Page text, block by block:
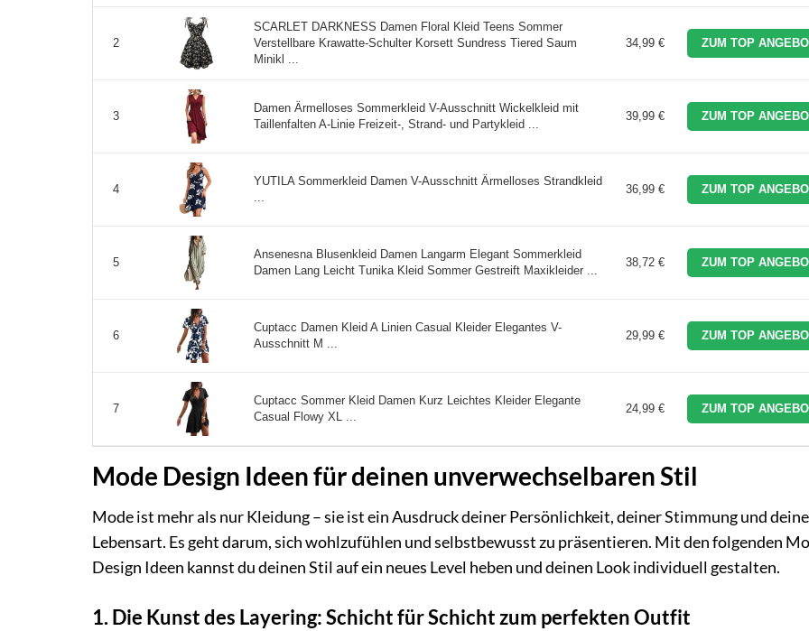
2
SCARLET DARKNESS Damen Floral Kleid Teens Sommer
Verstellbare Krawatte-Schulter Korsett Sundress Tiered Saum
Minikl ...
34,99 € ZUM TOP
3
Damen Ärmelloses Sommerkleid V-Ausschnitt Wickelkleid mit
Taillenfalten A-Linie Freizeit-, Strand- und Partykleid ...
39,99 € ZUM TOP
4
YUTILA Sommerkleid Damen V-Ausschnitt Ärmelloses Strandkleid
...
36,99 € ZUM TOP
5
Ansenesna Blusenkleid Damen Langarm Elegant Sommerkleid
Damen Lang Leicht Tunika Kleid Sommer Gestreift Maxikleider ...
38,72 € ZUM TOP
6
Cuptacc Damen Kleid A Linien Casual Kleider Elegantes V-
Ausschnitt M ...
29,99 € ZUM TOP
7
Cuptacc Sommer Kleid Damen Kurz Leichtes Kleider Elegante
Casual Flowy XL ...
24,99 € ZUM TOP
Mode Design Ideen für deinen unverwechselbaren Stil
Mode ist mehr als nur Kleidung – sie ist ein Ausdruck deiner Persönlichkeit, deiner Stimmung und
Lebensart. Es geht darum, sich wohlzufühlen und selbstbewusst zu präsentieren. Mit den folgenden
Design Ideen kannst du deinen Stil auf ein neues Level heben und deinen Look individuell gestalten.
1. Die Kunst des Layering: Schicht für Schicht zum perfekten Outfit